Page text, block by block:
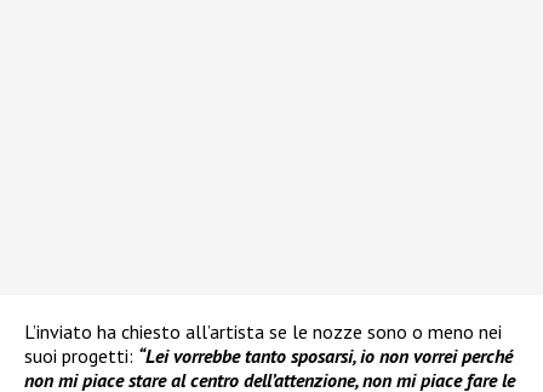
L’inviato ha chiesto all’artista se le nozze sono o meno nei
suoi progetti: “Lei vorrebbe tanto sposarsi, io non vorrei perché
non mi piace stare al centro dell’attenzione, non mi piace fare le